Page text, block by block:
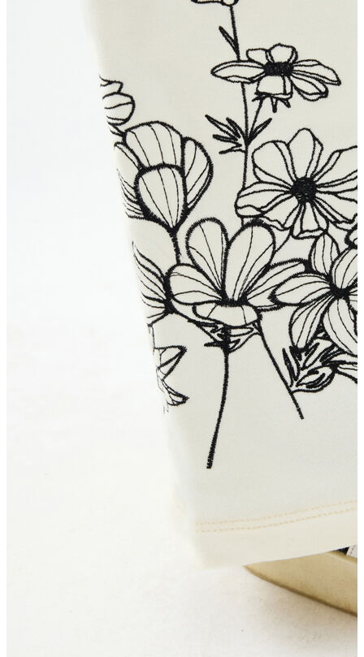
Yelek
Yağmurluk
Trenchcoat
Kaban
ERKEK
ERKEK
Jean Pantolon
Pantolon
Sweatshirt
Gömlek
Ceket
Eşofman Altı
T-shirt
Polo K.Kol
Trenchcoat